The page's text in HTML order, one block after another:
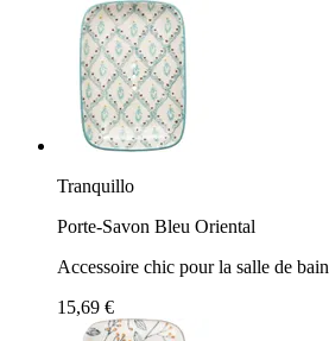
Tranquillo
Porte-Savon Bleu Oriental
Accessoire chic pour la salle de bain
15,69 €